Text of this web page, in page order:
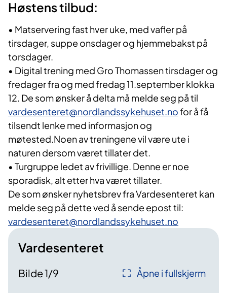
Høstens tilbud:
• Matservering fast hver uke, med vafler på
tirsdager, suppe onsdager og hjemmebakst på
torsdager.
• Digital trening med Gro Thomassen tirsdager og
fredager fra og med fredag 11.september klokka
12. De som ønsker å delta må melde seg på til
vardesenteret@nordlandssykehuset.nofor å få
tilsendt lenke med informasjon og
møtested.Noen av treningene vil være ute i
naturen dersom været tillater det.
• Turgruppe ledet av frivillige. Denne er noe
sporadisk, alt etter hva været tillater.
De som ønsker nyhetsbrev fra Vardesenteret kan
melde seg på dette ved å sende epost til:
vardesenteret@nordlandssykehuset.no
Vardesenteret
Bilde1/9 Åpne i fullskjerm